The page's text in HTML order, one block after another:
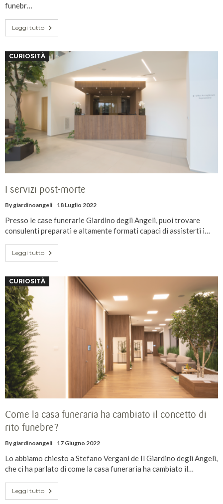
funebr…
Leggi tutto
CURIOSITÀ
I servizi post-morte
By giardinoangeli 18 Luglio 2022
Presso le case funerarie Giardino degli Angeli, puoi trovare
consulenti preparati e altamente formati capaci di assisterti i…
Leggi tutto
CURIOSITÀ
Come la casa funeraria ha cambiato il concetto di
rito funebre?
Bygiardinoangeli 17 Giugno 2022
Lo abbiamo chiesto a Stefano Vergani de Il Giardino degli Angeli,
che ci ha parlato di come la casa funeraria ha cambiato il…
Leggi tutto